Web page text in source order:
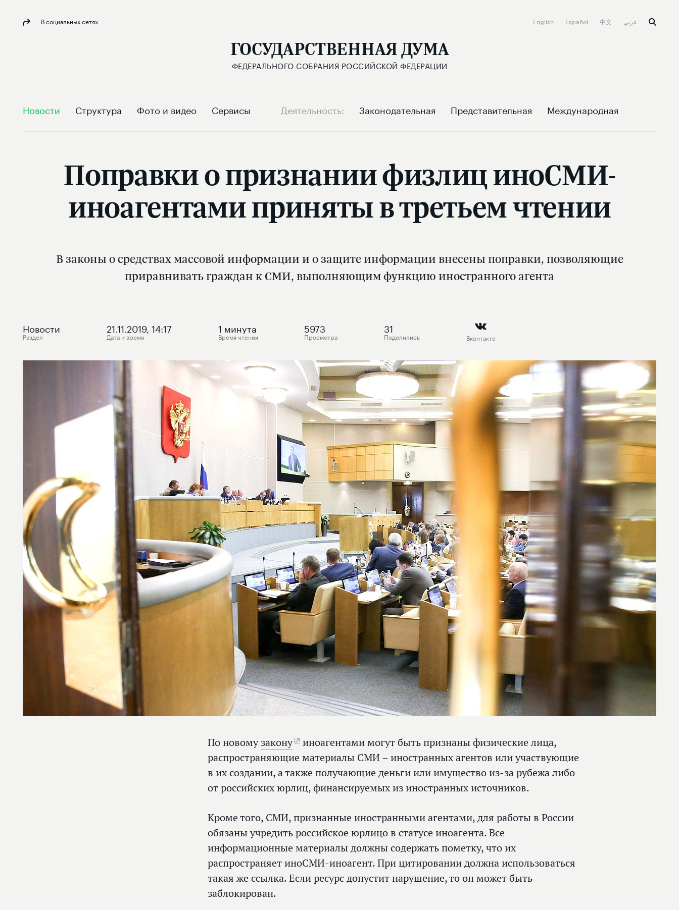
В социальных сетях English Español 中文
ГОСУДАРСТВЕННАЯ ДУМА
ФЕДЕРАЛЬНОГО СОБРАНИЯ РОССИЙСКОЙ ФЕДЕРАЦИИ
Новости Структура Фото и видео Сервисы Деятельность Законодательная Представительная Международная
Поправки о признании физлиц иноСМИ-
иноагентами приняты в третьем чтении
В законы о средствах массовой информации и о защите информации внесены поправки, позволяющие
приравнивать граждан к СМИ, выполняющим функцию иностранного агента
Новости
Раздел
21.11.2019, 14:17
Дата и время
1 минута
Время чтения
5973
Просмотра
31
Поделились Вконтакте
По новомузакону
иноагентами могут быть признаны физические лица,
распространяющие материалы СМИ – иностранных агентов или участвующие
в их создании, а также получающие деньги или имущество из‑за рубежа либо
от российских юрлиц, финансируемых из иностранных источников.
Кроме того, СМИ, признанные иностранными агентами, для работы в России
обязаны учредить российское юрлицо в статусе иноагента. Все
информационные материалы должны содержать пометку, что их
распространяет иноСМИ-иноагент. При цитировании должна использоваться
такая же ссылка. Если ресурс допустит нарушение, то он может быть
заблокирован.